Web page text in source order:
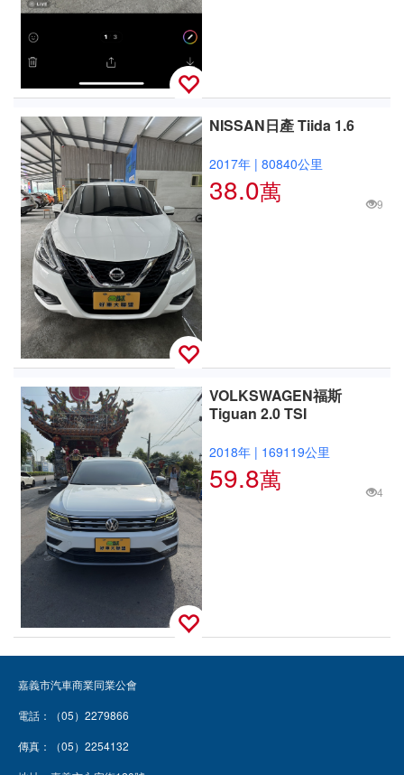
NISSAN日產 Tiida 1.6
2017年 |80840公里
38.0萬 9
VOLKSWAGEN福斯
Tiguan 2.0 TSI
2018年 | 169119公里
59.8萬 4
嘉義市汽車商業同業公會
電話：（05）2279866
傳真：（05）2254132